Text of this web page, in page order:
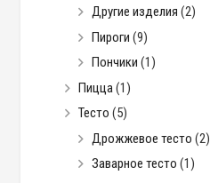
Другие изделия (2)
Пироги (9)
Пончики (1)
Пицца(1)
Тесто (5)
Дрожжевое тесто (2)
Заварное тесто (1)